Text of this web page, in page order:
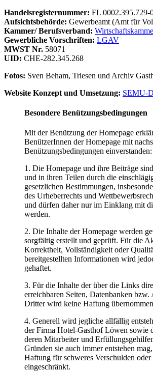
Handelsregisternummer: FL 0002.395.729-
Aufsichtsbehörde: Gewerbeamt (Amt für
Kammer/ Berufsverband:
Gewerbliche Vorschriften: LGAV
MWST Nr. 58071
UID: CHE-282.345.268
Fotos: Sven Beham, Triesen und Archiv
Website Konzept und Umsetzung: SEMU-
Besondere Benützungsbedingungen
Mit der Benützung der Homepage
BenützerInnen der Homepage mit
Benützungsbedingungen einverstanden:
1. Die Homepage und ihre Beiträge
und in ihren Teilen durch die
gesetzlichen Bestimmungen,
des Urheberrechts und
und dürfen daher nur im Einklang mit
werden.
2. Die Inhalte der Homepage werden
sorgfältig erstellt und geprüft. Für die
Korrektheit, Vollständigkeit oder
bereitgestellten Informationen wird
gehaftet.
3. Für die Inhalte der über die Links
erreichbaren Seiten, Datenbanken bzw.
Dritter wird keine Haftung
4. Generell wird jegliche allfällig
der Firma Hotel-Gasthof Löwen sowie
deren Mitarbeiter und
Gründen sie auch immer entstehen
Haftung für schweres Verschulden oder
eingeschränkt.